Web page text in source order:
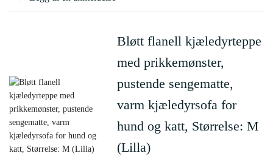
Bløtt flanell kjæledyrteppe
med prikkemønster,
pustende sengematte,
varm kjæledyrsofa for
hund og katt, Størrelse: M
(Lilla)